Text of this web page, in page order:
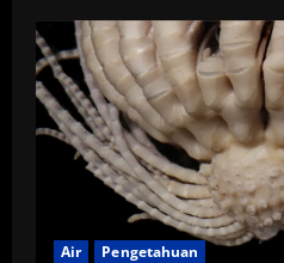
Ungkap
Kemunculan
Hiu
Oranye
Bermata
Putih,
Fenomena
Langka
di
Laut
Air Pengetahuan